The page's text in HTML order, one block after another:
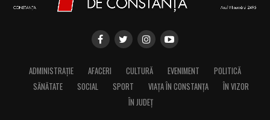
ADMINISTRAȚIE AFACERI CULTURĂ EVENIMENT
POLITICĂ
SĂNĂTATE
SOCIAL SPORT VIAȚA ÎN CONSTANȚA
ÎN VIZOR
ÎN JUDEȚ